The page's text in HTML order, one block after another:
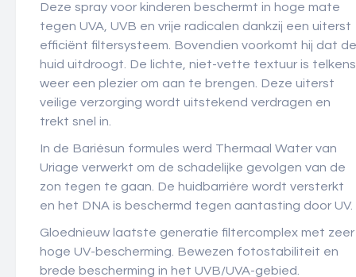
Deze spray voor kinderen beschermt in hoge mate
tegen UVA, UVB en vrije radicalen dankzij een uiterst
efficiënt filtersysteem. Bovendien voorkomt hij dat de
huid uitdroogt. De lichte, niet-vette textuur is telkens
weer een plezier om aan te brengen. Deze uiterst
veilige verzorging wordt uitstekend verdragen en
trekt snel in.
In de Bariésun formules werd Thermaal Water van
Uriage verwerkt om de schadelijke gevolgen van de
zon tegen te gaan. De huidbarrière wordt versterkt
en het DNA is beschermd tegen aantasting door UV.
Gloednieuw laatste generatie filtercomplex met zeer
hoge UV-bescherming. Bewezen fotostabiliteit en
brede bescherming in het UVB/UVA-gebied.